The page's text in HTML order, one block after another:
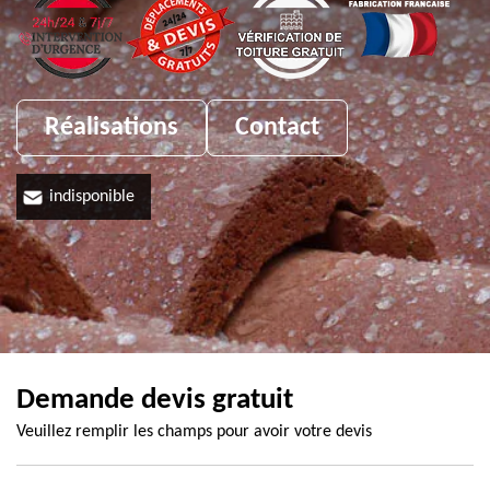
Réalisations Contact
indisponible
Demande devis gratuit
Veuillez remplir les champs pour avoir votre devis